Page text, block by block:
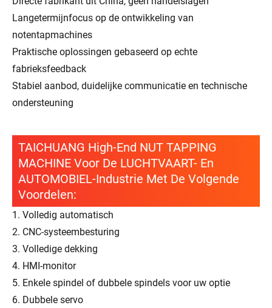
Langetermijnfocus op de ontwikkeling van
notentapmachines
Praktische oplossingen gebaseerd op echte
fabrieksfeedback
Stabiel aanbod, duidelijke communicatie en technische
ondersteuning
TAICHUANG High-End NUT TAPPING
MACHINE Voor De LUCHTVAART- En
AUTOMOBIEL-Industrie Met De Volgende
Voordelen:
1. Volledig automatisch
2. CNC-systeembesturing
3. Volledige dekking
4. HMI-monitor
5. Enkele spindel of dubbele spindels voor uw optie
6. Dubbele servo